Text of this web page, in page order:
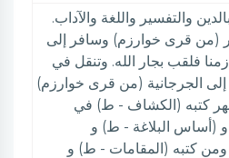
والتفسير واللغة والآداب.
(من قرى خوارزم) وسافر إلى
فلقب بجار الله. وتنقل في
إلى الجرجانية (من قرى خوارزم)
كتبه (الكشاف - ط) في
و (أساس البلاغة - ط) و
كتبه (المقامات - ط) و